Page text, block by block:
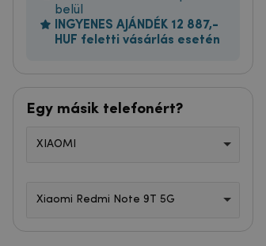
belül
INGYENES AJÁNDÉK 12 887,-
HUF feletti vásárlás esetén
Egy másik telefonért?
XIAOMI
Xiaomi Redmi Note 9T 5G